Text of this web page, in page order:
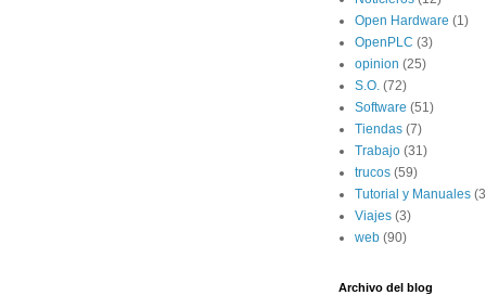
Open Hardware (1)
OpenPLC (3)
opinion (25)
S.O. (72)
Software (51)
Tiendas (7)
Trabajo (31)
trucos (59)
Tutorial y Manuales
Viajes (3)
web (90)
Archivo del blog